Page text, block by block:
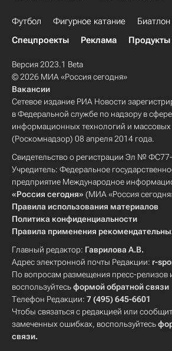
Футбол Фигурное катание Биатлон
Спецпроекты
Реклама
Версия 2023.1 Beta
© 2026 МИА «Россия сегодня»
Вакансии
Сетевое издание РИА Новости
в Федеральной службе по надзору в
информационных технологий и
(Роскомнадзор) 08 апреля 2014 года.
Свидетельство о регистрации Эл №
Учредитель: Федеральное
предприятие Международное
«Россия сегодня» (МИА «Россия
Правила использования материалов
Политика конфиденциальности
Правила применения
Главный редактор: Гаврилова А.В.
Адрес электронной почты Редакции: r-
По вопросам размещения пресс-релизов
воспользуйтесьформой обратной связи
Телефон Редакции: 7 (495) 645-6601
Чтобы связаться с редакцией или
замеченных ошибках, воспользуйтесь
связи.